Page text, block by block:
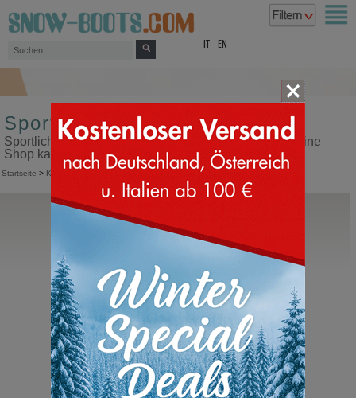
EN
Sportliche Kinderschuhe
Sportliche Kinderschuhe in unserem Snow Boots Online
Shop kaufen
Startseite > Kinder
Junior JTrack Polar
Kinder Schneeschuhe